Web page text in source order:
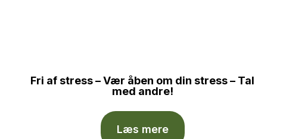
Fri af stress – Vær åben om din stress – Tal
med andre!
Læs mere